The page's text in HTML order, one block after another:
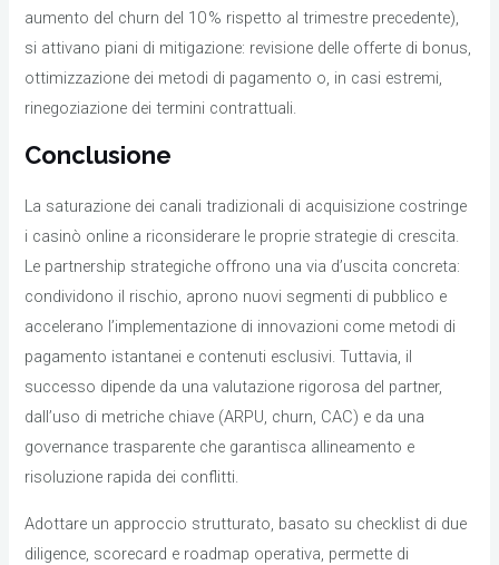
aumento del churn del 10 % rispetto al trimestre precedente),
si attivano piani di mitigazione: revisione delle offerte di bonus,
ottimizzazione dei metodi di pagamento o, in casi estremi,
rinegoziazione dei termini contrattuali.
Conclusione
La saturazione dei canali tradizionali di acquisizione costringe
i casinò online a riconsiderare le proprie strategie di crescita.
Le partnership strategiche offrono una via d’uscita concreta:
condividono il rischio, aprono nuovi segmenti di pubblico e
accelerano l’implementazione di innovazioni come metodi di
pagamento istantanei e contenuti esclusivi. Tuttavia, il
successo dipende da una valutazione rigorosa del partner,
dall’uso di metriche chiave (ARPU, churn, CAC) e da una
governance trasparente che garantisca allineamento e
risoluzione rapida dei conflitti.
Adottare un approccio strutturato, basato su checklist di due
diligence, scorecard e roadmap operativa, permette di